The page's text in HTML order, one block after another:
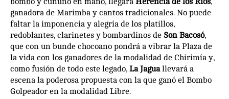
ganadora de Marimba y cantos tradicionales. No puede
faltar la imponencia y alegría de los platillos,
redoblantes, clarinetes y bombardinos de Son Bacosó,
que con un bunde chocoano pondrá a vibrar la Plaza de
la vida con los ganadores de la modalidad de Chirimía y,
como fusión de todo este legado, La Jaguallevará a
escena la poderosa propuesta con la que ganó el Bombo
Golpeador en la modalidad Libre.